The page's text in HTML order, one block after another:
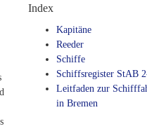
Index
Kapitäne
Reeder
Schiffe
Schiffsregister StAB
Leitfaden zur
in Bremen